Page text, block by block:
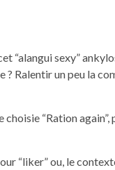
“alangui sexy”
? Ralentir un peu la
“Ration again”,
“liker” ou, le